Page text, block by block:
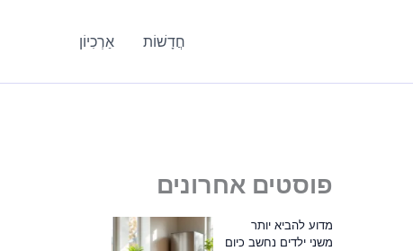
חֲדָשׁוֹת אַרְכִיוֹן
פוסטים אחרונים
מדוע להביא יותר
משני ילדים נחשב כיום